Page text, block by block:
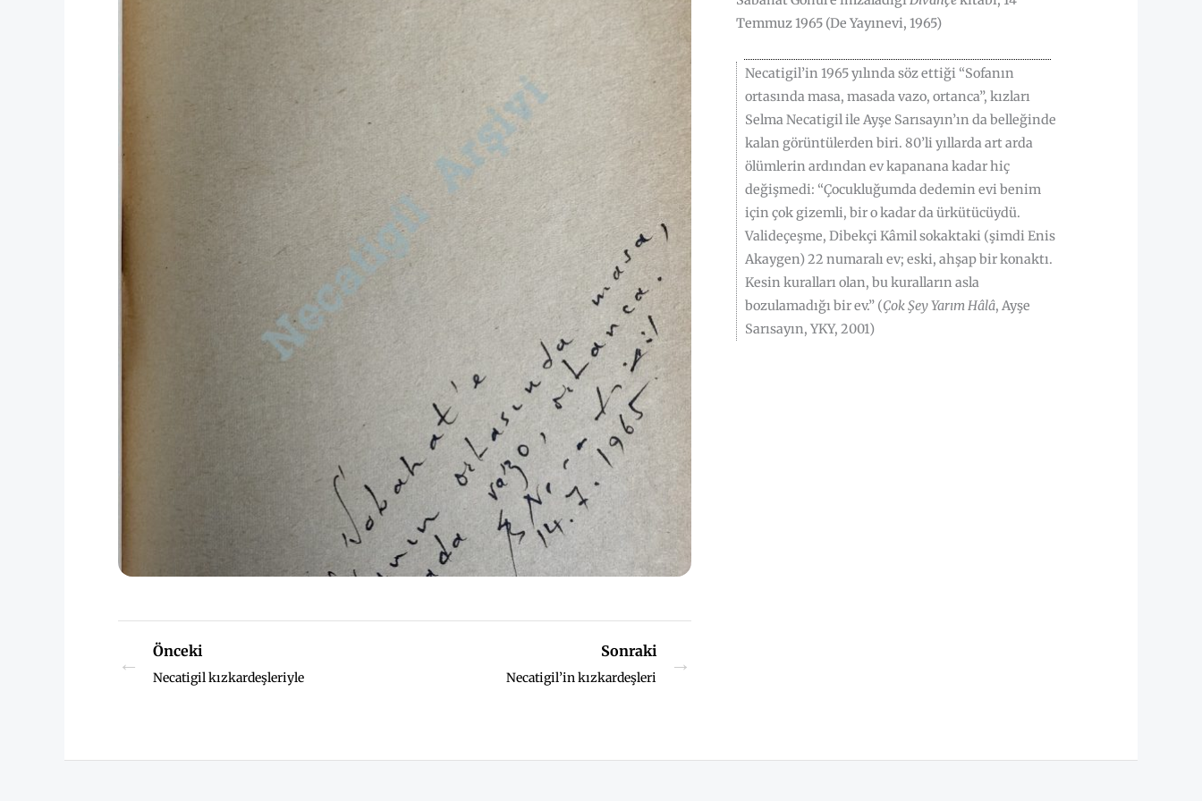
← Önceki
Necatigil kızkardeşleriyle
Sonraki
Necatigil’in kızkardeşleri
→
Temmuz 1965 (De Yayınevi, 1965)
Necatigil’in 1965 yılında söz ettiği “Sofanın
ortasında masa, masada vazo, ortanca”, kızları
Selma Necatigil ile Ayşe Sarısayın’ın da belleğinde
kalan görüntülerden biri. 80’li yıllarda art arda
ölümlerin ardından ev kapanana kadar hiç
değişmedi: “Çocukluğumda dedemin evi benim
için çok gizemli, bir o kadar da ürkütücüydü.
Valideçeşme, Dibekçi Kâmil sokaktaki (şimdi Enis
Akaygen) 22 numaralı ev; eski, ahşap bir konaktı.
Kesin kuralları olan, bu kuralların asla
bozulamadığı bir ev.” (Çok Şey Yarım Hâlâ, Ayşe
Sarısayın, YKY, 2001)